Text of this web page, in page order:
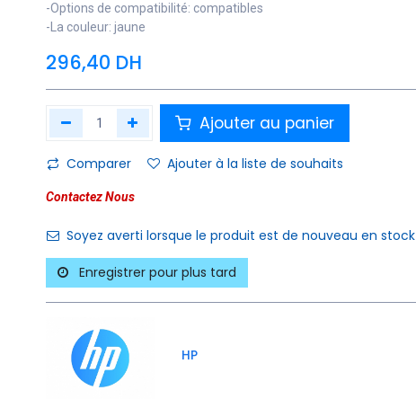
-Options de compatibilité: compatibles
-La couleur: jaune
296,40 DH
Ajouter au panier
Comparer Ajouter à la liste de souhaits
Contactez Nous
Soyez averti lorsque le produit est de nouveau en stock
Enregistrer pour plus tard
HP